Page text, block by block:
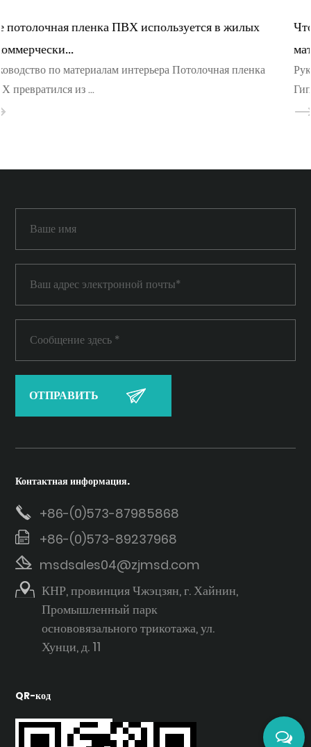
Что делает потолочную пленку ПВХ надежным
материалом для сов...
Руководство по материалам для внутреннего потолка
Гипсовые потолки трескаются, провисают и покры...
Контактная информация.
+86-(0)573-87985868
+86-(0)573-89237968
msdsales04@zjmsd.com
КНР, провинция Чжэцзян, г. Хайнин,
Промышленный парк
основовязального трикотажа, ул.
Хунци, д. 11
QR-код